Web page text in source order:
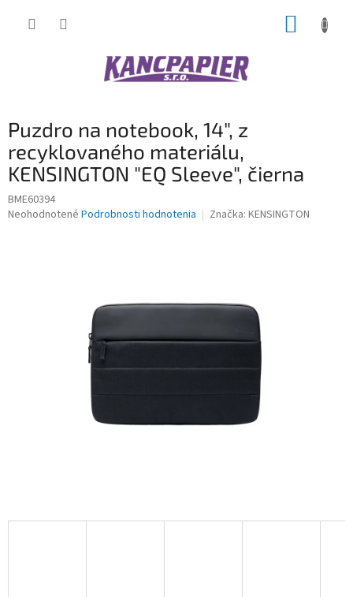
Puzdro na notebook, 14", z
recyklovaného materiálu,
KENSINGTON "EQ Sleeve", čierna
BME60394
Priemerné
Neohodnotené Podrobnosti hodnotenia Značka: KENSINGTON